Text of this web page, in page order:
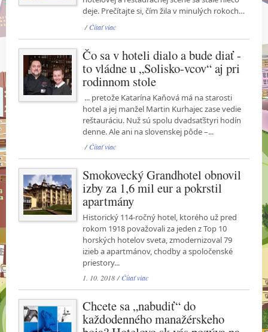
deje. Prečítajte si, čím žila v minulých rokoch…
/Čítať viac
Čo sa v hoteli dialo a bude diať -
to vládne u „Solisko-vcov“ aj pri
rodinnom stole
... pretože Katarína Kaňová má na starosti
hotel a jej manžel Martin Kurhajec zase vedie
reštauráciu. Nuž sú spolu dvadsaťštyri hodín
denne. Ale ani na slovenskej pôde –...
/Čítať viac
Smokovecký Grandhotel obnovil
izby za 1,6 mil eur a pokrstil
apartmány
Historický 114-ročný hotel, ktorého už pred
rokom 1918 považovali za jeden z Top 10
horských hotelov sveta, zmodernizoval 79
izieb a apartmánov, chodby a spoločenské
priestory...
1. 10. 2018 /Čítať viac
Chcete sa „nabudiť“ do
každodenného manažérskeho